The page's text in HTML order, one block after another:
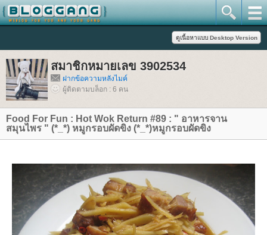
สมาชิกหมายเลข 3902534
ฝากข้อความหลังไมค์
ผู้ติดตามบล็อก : 6 คน
Food For Fun : Hot Wok Return #89 : " อาหารจาน
สมุนไพร " (*_*) หมูกรอบผัดขิง (*_*)หมูกรอบผัดขิง